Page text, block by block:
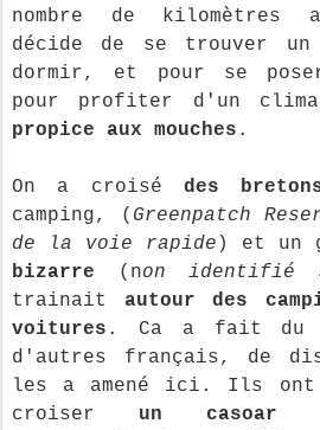
nombre de kilomètres
décide de se trouver
dormir, et pour se
pour profiter d'un
propice aux mouches .
On a croisé des
camping, ( Greenpatch
de la voie rapide ) et un
bizarre (non identifié
trainait autour des
voitures . Ca a fait du
d'autres français, de
les a amené ici. Ils ont
croiser un casoar